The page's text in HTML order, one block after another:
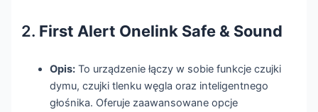
2. First Alert Onelink Safe & Sound
Opis: To urządzenie łączy w sobie funkcje czujki
dymu, czujki tlenku węgla oraz inteligentnego
głośnika. Oferuje zaawansowane opcje